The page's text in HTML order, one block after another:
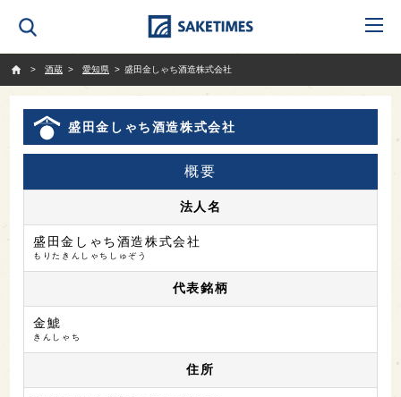
酒蔵
愛知県 盛田金しゃち酒造株式会社
盛田金しゃち酒造株式会社
概要
法人名
盛田金しゃち酒造株式会社
もりたきんしゃちしゅぞう
代表銘柄
金鯱
きんしゃち
住所